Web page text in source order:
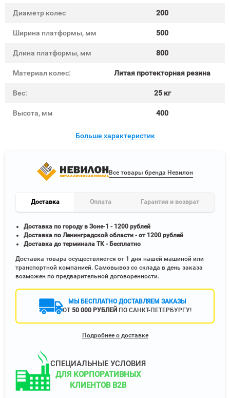
Диаметр колес 200
Ширина платформы, мм 500
Длина платформы, мм 800
Материал колес: Литая протекторная резина
Вес: 25 кг
Высота, мм 400
Больше характеристик
Все товары бренда Невилон
Доставка Оплата Гарантия и возврат
Доставка по городу в Зоне-1 - 1200 рублей
Доставка по Ленинградской области - от 1200 рублей
Доставка до терминала ТК - Бесплатно
Доставка товара осуществляется от 1 дня нашей машиной или
транспортной компанией. Самовывоз со склада в день заказа
возможен по предварительной договоренности.
МЫ БЕСПЛАТНО ДОСТАВЛЯЕМ ЗАКАЗЫ
ОТ 50 000 РУБЛЕЙ ПО САНКТ-ПЕТЕРБУРГУ!
Подробнее о доставке
СПЕЦИАЛЬНЫЕ УСЛОВИЯ
ДЛЯ КОРПОРАТИВНЫХ
КЛИЕНТОВ B2B